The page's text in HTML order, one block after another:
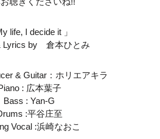
life, I decide it 」
Lyrics by 倉本ひとみ
& Guitar：ホリエアキラ
: 広本葉子
Bass : Yan-G
:平谷庄至
Vocal :浜崎なおこ